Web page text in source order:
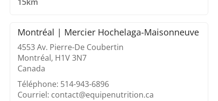
Montréal | Mercier Hochelaga-Maisonneuve
4553 Av. Pierre-De Coubertin
Montréal, H1V 3N7
Canada
Téléphone: 514-943-6896
Courriel: contact@equipenutrition.ca